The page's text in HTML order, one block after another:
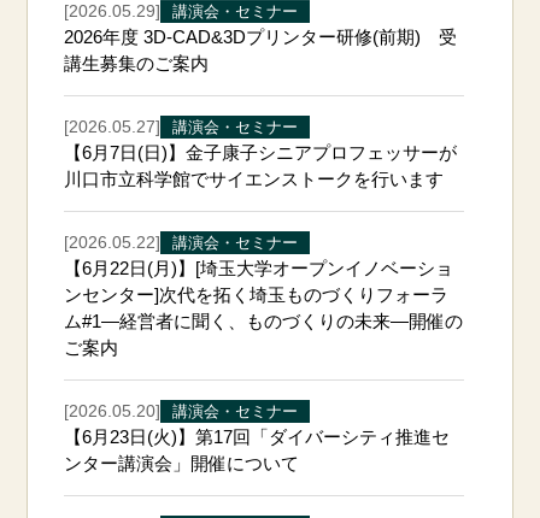
[2026.05.29] 講演会・セミナー
2026年度 3D-CAD&3Dプリンター研修(前期) 受
講生募集のご案内
[2026.05.27] 講演会・セミナー
【6月7日(日)】金子康子シニアプロフェッサーが
川口市立科学館でサイエンストークを行います
[2026.05.22] 講演会・セミナー
【6月22日(月)】[埼玉大学オープンイノベーショ
ンセンター]次代を拓く埼玉ものづくりフォーラ
ム#1―経営者に聞く、ものづくりの未来―開催の
ご案内
[2026.05.20] 講演会・セミナー
【6月23日(火)】第17回「ダイバーシティ推進セ
ンター講演会」開催について